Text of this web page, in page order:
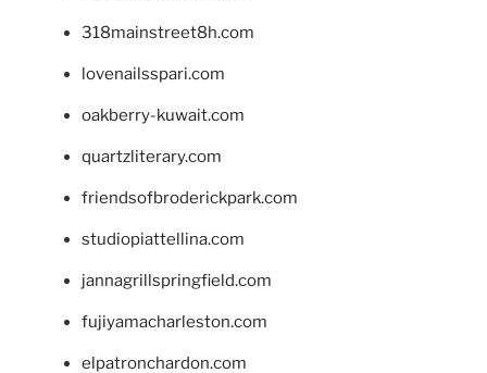
318mainstreet8h.com
lovenailsspari.com
oakberry-kuwait.com
quartzliterary.com
friendsofbroderickpark.com
studiopiattellina.com
jannagrillspringfield.com
fujiyamacharleston.com
elpatronchardon.com